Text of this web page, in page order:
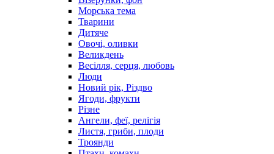
Морська тема
Тварини
Дитяче
Овочі, оливки
Великдень
Весілля, серця, любовь
Люди
Новий рік, Різдво
Ягоди, фрукти
Різне
Ангели, феї, релігія
Листя, гриби, плоди
Троянди